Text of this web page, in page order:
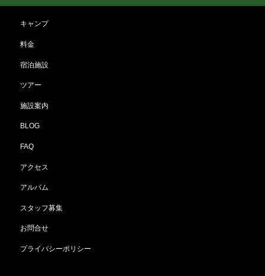
キャンプ
料金
宿泊施設
ツアー
施設案内
BLOG
FAQ
アクセス
アルバム
スタッフ募集
お問合せ
プライバシーポリシー